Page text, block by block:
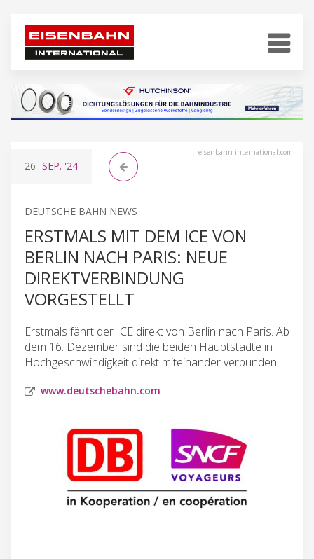
eisenbahn-international.com
26 SEP. '24
DEUTSCHE BAHN NEWS
ERSTMALS MIT DEM ICE VON
BERLIN NACH PARIS: NEUE
DIREKTVERBINDUNG
VORGESTELLT
Erstmals fährt der ICE direkt von Berlin nach Paris. Ab
dem 16. Dezember sind die beiden Hauptstädte in
Hochgeschwindigkeit direkt miteinander verbunden.
www.deutschebahn.com